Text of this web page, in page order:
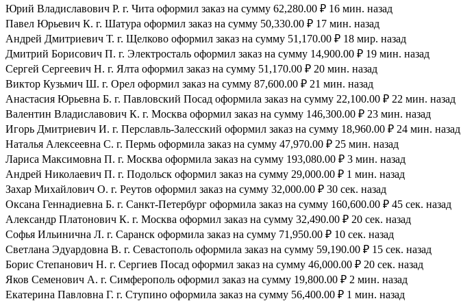
Юрий Владиславович Р. г. Чита оформил заказ на сумму 62,280.00 ₽ 16 мин. назад
Павел Юрьевич К. г. Шатура оформил заказ на сумму 50,330.00 ₽ 17 мин. назад
Андрей Дмитриевич Т. г. Щелково оформил заказ на сумму 51,170.00 ₽ 18 мир. назад
Дмитрий Борисович П. г. Электросталь оформил заказ на сумму 14,900.00 ₽ 19 мин. назад
Сергей Сергеевич Н. г. Ялта оформил заказ на сумму 51,170.00 ₽ 20 мин. назад
Виктор Кузьмич Ш. г. Орел оформил заказ на сумму 87,600.00 ₽ 21 мин. назад
Анастасия Юрьевна Б. г. Павловский Посад оформила заказ на сумму 22,100.00 ₽ 22 мин. назад
Валентин Владиславович К. г. Москва оформил заказ на сумму 146,300.00 ₽ 23 мин. назад
Игорь Дмитриевич И. г. Перславль-Залесский оформил заказ на сумму 18,960.00 ₽ 24 мин. назад
Наталья Алексеевна С. г. Пермь оформила заказ на сумму 47,970.00 ₽ 25 мин. назад
Лариса Максимовна П. г. Москва оформила заказ на сумму 193,080.00 ₽ 3 мин. назад
Андрей Николаевич П. г. Подольск оформил заказ на сумму 29,000.00 ₽ 1 мин. назад
Захар Михайлович О. г. Реутов оформил заказ на сумму 32,000.00 ₽ 30 сек. назад
Оксана Геннадиевна Б. г. Санкт-Петербург оформила заказ на сумму 160,600.00 ₽ 45 сек. назад
Александр Платонович К. г. Москва оформил заказ на сумму 32,490.00 ₽ 20 сек. назад
Софья Ильинична Л. г. Саранск оформила заказ на сумму 71,950.00 ₽ 10 сек. назад
Светлана Эдуардовна В. г. Севастополь оформила заказ на сумму 59,190.00 ₽ 15 сек. назад
Борис Степанович Н. г. Сергиев Посад оформил заказ на сумму 46,000.00 ₽ 20 сек. назад
Яков Семенович А. г. Симферополь оформил заказ на сумму 19,800.00 ₽ 2 мин. назад
Екатерина Павловна Г. г. Ступино оформила заказ на сумму 56,400.00 ₽ 1 мин. назад